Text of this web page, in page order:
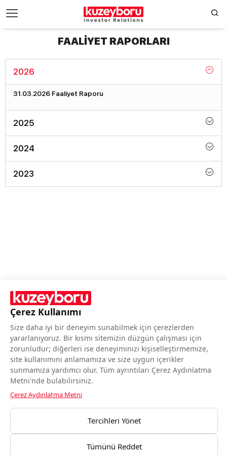
FAALİYET RAPORLARI
2026
31.03.2026 Faaliyet Raporu
2025
2024
2023
Bizi Takip Edin
tarafından sağlanmaktadır.
Çerez Kullanımı
Size daha iyi bir deneyim sunabilmek için çerezlerden
yararlanıyoruz. Bir kısmı sitemizin düzgün çalışması için
zorunludur; diğerleri ise deneyiminizi kişiselleştirmemize,
site kullanımını anlamamıza ve size uygun içerikler
sunmamıza yardımcı olur. Tüm ayrıntıları Çerez Aydınlatma
Metni'nde bulabilirsiniz.
Çerez Aydınlatma Metni
Tercihleri Yönet
Tümünü Reddet